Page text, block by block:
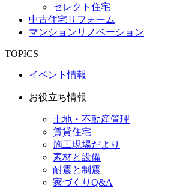
セレクト住宅
中古住宅リフォーム
マンションリノベーション
TOPICS
イベント情報
お役立ち情報
土地・不動産管理
賃貸住宅
施工現場だより
素材と設備
耐震と制震
家づくりQ&A